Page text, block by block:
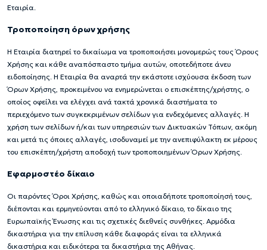
Εταιρία.
Τροποποίηση όρων χρήσης
Η Εταιρία διατηρεί το δικαίωμα να τροποποιήσει μονομερώς τους Όρους
Χρήσης και κάθε αναπόσπαστο τμήμα αυτών, οποτεδήποτε άνευ
ειδοποίησης. Η Εταιρία θα αναρτά την εκάστοτε ισχύουσα έκδοση των
Όρων Χρήσης, προκειμένου να ενημερώνεται ο επισκέπτης/χρήστης, ο
οποίος οφείλει να ελέγχει ανά τακτά χρονικά διαστήματα το
περιεχόμενο των συγκεκριμένων σελίδων για ενδεχόμενες αλλαγές. Η
χρήση των σελίδων ή/και των υπηρεσιών των Δικτυακών Τόπων, ακόμη
και μετά τις όποιες αλλαγές, ισοδυναμεί με την ανεπιφύλακτη εκ μέρους
του επισκέπτη/χρήστη αποδοχή των τροποποιημένων Όρων Χρήσης.
Εφαρμοστέο δίκαιο
Οι παρόντες Όροι Χρήσης, καθώς και οποιαδήποτε τροποποίησή τους,
διέπονται και ερμηνεύονται από το ελληνικό δίκαιο, το δίκαιο της
Ευρωπαϊκής Ένωσης και τις σχετικές διεθνείς συνθήκες. Αρμόδια
δικαστήρια για την επίλυση κάθε διαφοράς είναι τα ελληνικά
δικαστήρια και ειδικότερα τα δικαστήρια της Αθήνας.